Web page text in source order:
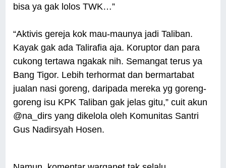
bisa ya gak lolos TWK…”
“Aktivis gereja kok mau-maunya jadi Taliban.
Kayak gak ada Talirafia aja. Koruptor dan para
cukong tertawa ngakak nih. Semangat terus ya
Bang Tigor. Lebih terhormat dan bermartabat
jualan nasi goreng, daripada mereka yg goreng-
goreng isu KPK Taliban gak jelas gitu,” cuit akun
@na_dirs yang dikelola oleh Komunitas Santri
Gus Nadirsyah Hosen.